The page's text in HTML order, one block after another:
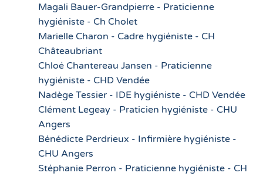
Magali Bauer-Grandpierre - Praticienne
hygiéniste - Ch Cholet
Marielle Charon - Cadre hygiéniste - CH
Châteaubriant
Chloé Chantereau Jansen - Praticienne
hygiéniste - CHD Vendée
Nadège Tessier - IDE hygiéniste - CHD Vendée
Clément Legeay - Praticien hygiéniste - CHU
Angers
Bénédicte Perdrieux - Infirmière hygiéniste -
CHU Angers
Stéphanie Perron - Praticienne hygiéniste - CH